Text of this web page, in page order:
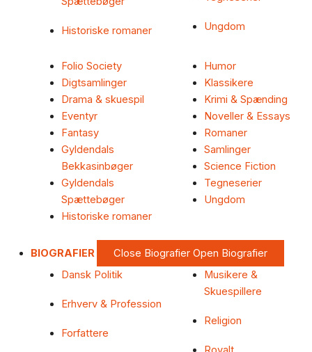
Historiske romaner Ungdom
Folio Society
Digtsamlinger
Drama & skuespil
Eventyr
Fantasy
Gyldendals
Bekkasinbøger
Gyldendals
Spættebøger
Historiske romaner
Humor
Klassikere
Krimi & Spænding
Noveller & Essays
Romaner
Samlinger
Science Fiction
Tegneserier
Ungdom
BIOGRAFIER Close Biografier Open Biografier
Dansk Politik
Erhverv & Profession
Forfattere
Musikere &
Skuespillere
Religion